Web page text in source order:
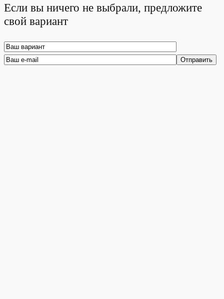
Если вы ничего не выбрали, предложите
свой вариант